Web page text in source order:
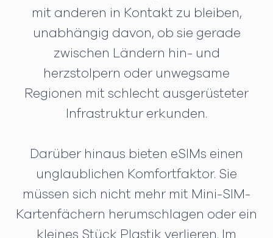
mit anderen in Kontakt zu bleiben,
unabhängig davon, ob sie gerade
zwischen Ländern hin- und
herzstolpern oder unwegsame
Regionen mit schlecht ausgerüsteter
Infrastruktur erkunden.
Darüber hinaus bieten eSIMs einen
unglaublichen Komfortfaktor. Sie
müssen sich nicht mehr mit Mini-SIM-
Kartenfächern herumschlagen oder ein
kleines Stück Plastik verlieren. Im